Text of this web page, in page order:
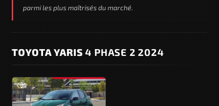
parmi les plus maîtrisés du marché.
TOYOTA YARIS 4 PHASE 2 2024